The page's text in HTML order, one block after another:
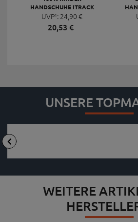
HANDSCHUHE ITRACK
UVP¹: 24,90 €
20,53 €
UNSERE
WEITERE